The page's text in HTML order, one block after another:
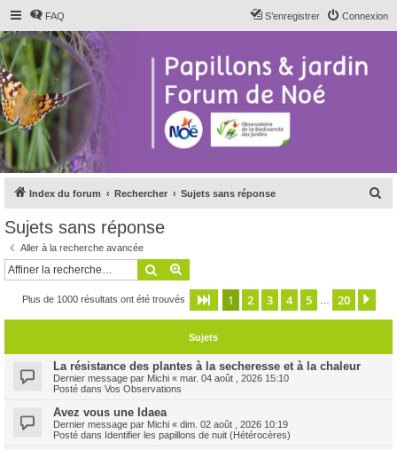
FAQ Connexion
S’enregistrer
Index du forum Rechercher Sujets sans réponse
c
Sujets sans réponse
Aller à la recherche avancée
Rechercher
Plus de 1000 résultats ont été trouvés Page 1sur20
1 2 3 4 5 20
Sujets
La résistance des plantes à la secheresse et à la chaleur
Dernier message par Michi « mar. 04 août , 2026 15:10
Posté dans Vos Observations
Avez vous une Idaea
Dernier message par Michi « dim. 02 août , 2026 10:19
Posté dans Identifier les papillons de nuit (Hétérocères)